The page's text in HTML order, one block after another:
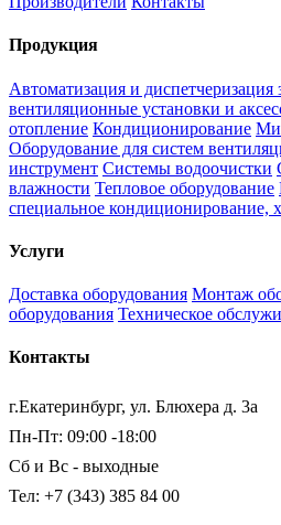
Продукция
Автоматизация и диспетчеризация
вентиляционные установки и
отопление Кондиционирование
Оборудование для систем
инструмент Системы водоочистки
влажности Тепловое оборудование
специальное кондиционирование,
Услуги
Доставка оборудования Монтаж
оборудования Техническое
Контакты
г.Екатеринбург, ул. Блюхера д. 3а
Пн-Пт: 09:00 -18:00
Сб и Вс - выходные
Тел: +7 (343) 385 84 00